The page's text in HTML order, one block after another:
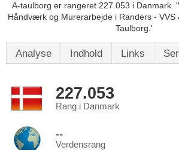
A-taulborg er rangeret 227.053 i Danmark.
Håndværk og Murerarbejde i Randers - VVS
Taulborg.'
Analyse Indhold Links
227.053
Rang i Danmark
--
Verdensrang